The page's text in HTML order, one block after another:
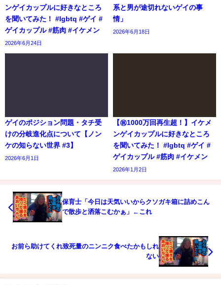
ンゲイカップルに好きなところ
を聞いてみた！ #lgbtq #ゲイ #
ゲイカップル #筋肉 #イケメン
2026年6月24日
系と男が途切れないゲイの事
情」
2026年6月18日
ゲイのポジション問題・タチ受
けの分岐進化点について【ノン
ケの知らない世界 #3】
2026年6月1日
【㊗️1000万回再生超！】イケメ
ンゲイカップルに好きなところ
を聞いてみた！ #lgbtq #ゲイ #
ゲイカップル #筋肉 #イケメン
2026年1月2日
保育士「今日は天気いいからクソガキ箱に詰めこん
で散歩と洒落こむかぁ」←これ
お前ら助けてくれ致死量のニンニク食べたかもしれ
ない